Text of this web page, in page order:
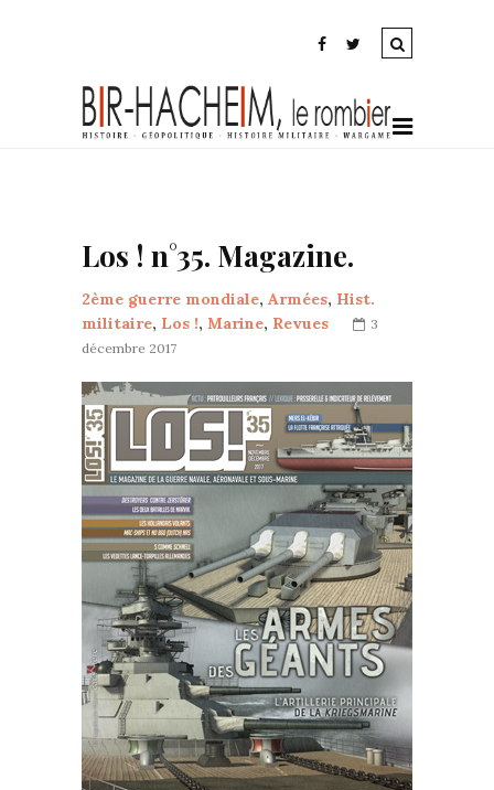
Los ! n°35. Magazine.
2ème guerre mondiale, Armées, Hist.
militaire, Los !, Marine, Revues
3
décembre 2017